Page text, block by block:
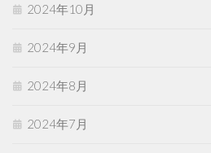
2024年10月
2024年9月
2024年8月
2024年7月